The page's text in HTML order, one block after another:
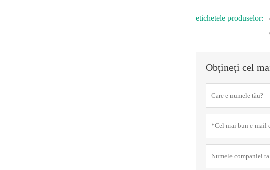
etichetele produselor:
Obțineți cel